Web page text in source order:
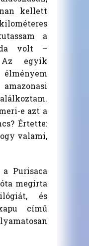
kellett
a
volt –
egyik
e azt a
Értette:
valami,
Purisaca
megírta
és
című